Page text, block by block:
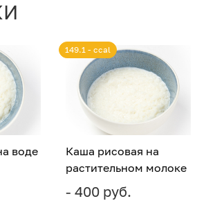
воде
Каша рисовая на
растительном молоке
- 400 руб.
149.1 - ccal